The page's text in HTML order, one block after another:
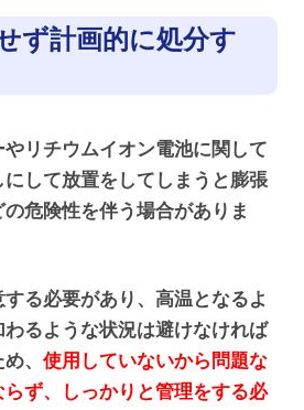
ず計画的に処分す
リチウムイオン電池に関して
して放置をしてしまうと膨張
危険性を伴う場合がありま
る必要があり、高温となるよ
わるような状況は避けなければ
、 使用していないから問題な
ず、しっかりと管理をする必